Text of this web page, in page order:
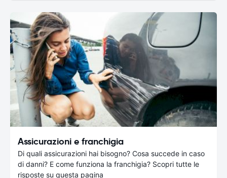
Assicurazioni e franchigia
Di quali assicurazioni hai bisogno? Cosa succede in caso
di danni? E come funziona la franchigia? Scopri tutte le
risposte su questa pagina